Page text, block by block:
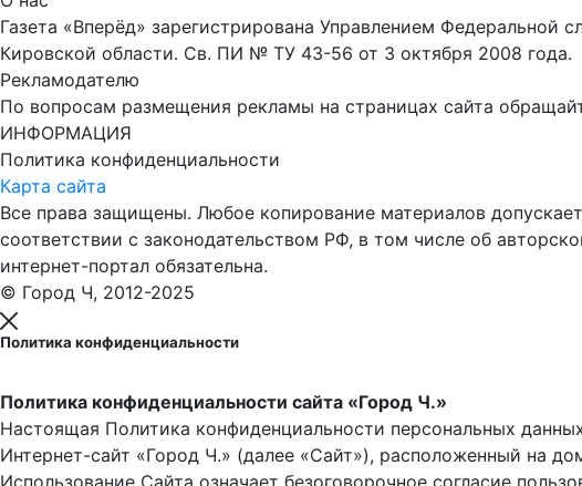
Газета «Вперёд» зарегистрирована Управлением
Кировской области. Св. ПИ № ТУ 43-56 от 3 октября 2008 года.
Рекламодателю
По вопросам размещения рекламы на страницах сайта
ИНФОРМАЦИЯ
Политика конфиденциальности
Карта сайта
Все права защищены. Любое копирование материалов
соответствии с законодательством РФ, в том числе об
интернет-портал обязательна.
© Город Ч, 2012-2025
Политика конфиденциальности
Политика конфиденциальности сайта «Город Ч.»
Настоящая Политика конфиденциальности персональных
Интернет-сайт «Город Ч.» (далее «Сайт»), расположенный на